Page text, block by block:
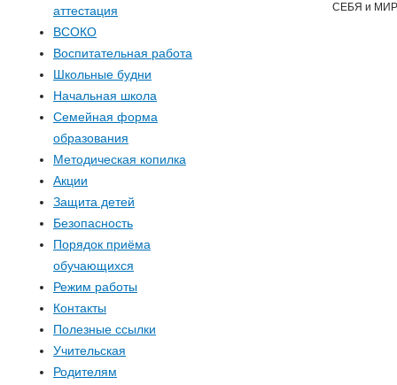
СЕБЯ и МИР
аттестация
ВСОКО
Воспитательная работа
Школьные будни
Начальная школа
Семейная форма
образования
Методическая копилка
Акции
Защита детей
Безопасность
Порядок приёма
обучающихся
Режим работы
Контакты
Полезные ссылки
Учительская
Родителям